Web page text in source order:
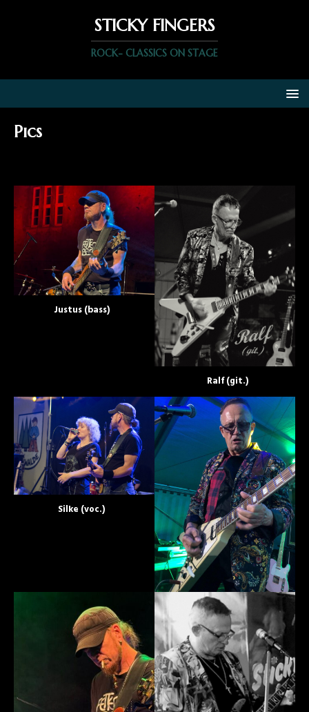
STICKY FINGERS
ROCK- CLASSICS ON STAGE
Pics
Justus (bass)
Ralf (git.)
Silke (voc.)